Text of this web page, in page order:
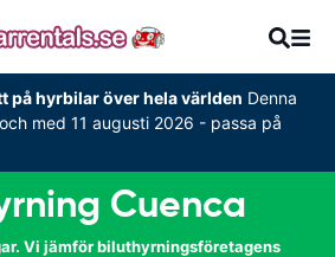
på hyrbilar över hela världen Denna
med 11 augusti 2026 - passa på
Cuenca
Vi jämför biluthyrningsföretagens